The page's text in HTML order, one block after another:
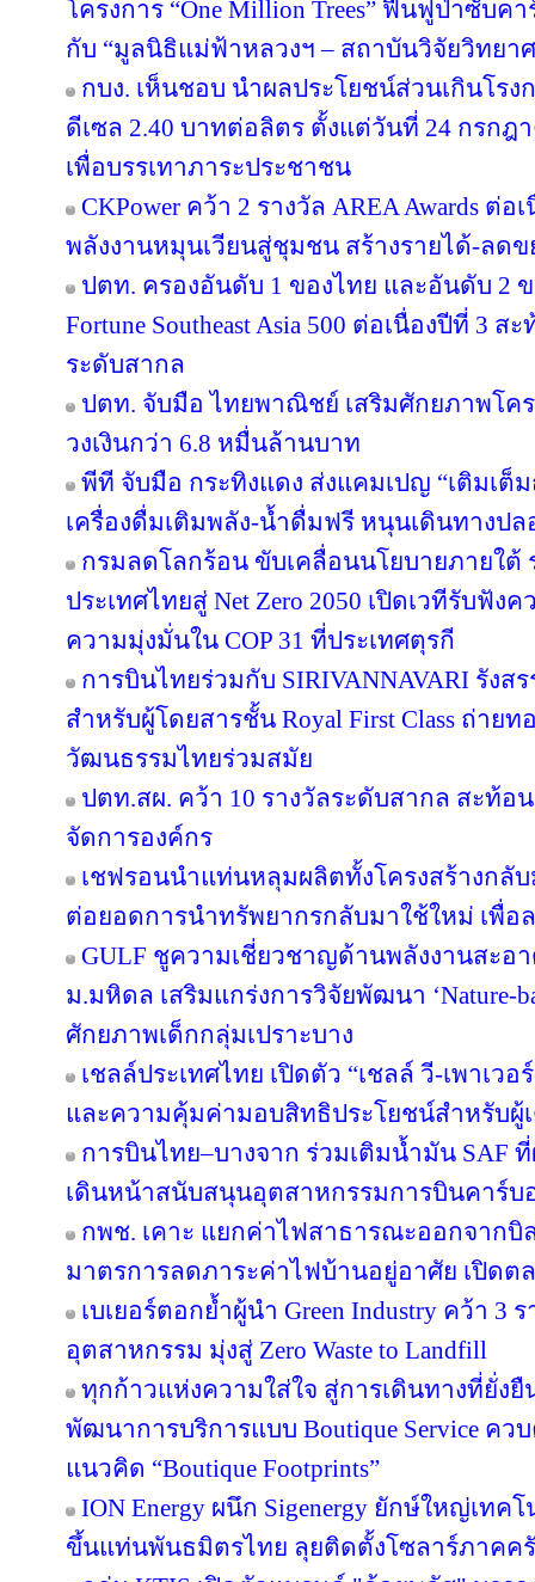
โครงการ “One Million Trees” ฟื้นฟูป่าซับ
กับ “มูลนิธิแม่ฟ้าหลวงฯ – สถาบันวิจัยวิทยา
กบง. เห็นชอบ นำผลประโยชน์ส่วนเกินโร
ดีเซล 2.40 บาทต่อลิตร ตั้งแต่วันที่ 24 กรกฎ
เพื่อบรรเทาภาระประชาชน
CKPower คว้า 2 รางวัล AREA Awards ต่
พลังงานหมุนเวียนสู่ชุมชน สร้างรายได้-ลดข
ปตท. ครองอันดับ 1 ของไทย และอันดับ 2
Fortune Southeast Asia 500 ต่อเนื่องปีที่ 3
ระดับสากล
ปตท. จับมือ ไทยพาณิชย์ เสริมศักยภาพโค
วงเงินกว่า 6.8 หมื่นล้านบาท
พีที จับมือ กระทิงแดง ส่งแคมเปญ “เติมเต็
เครื่องดื่มเติมพลัง-น้ำดื่มฟรี หนุนเดินทางป
กรมลดโลกร้อน ขับเคลื่อนนโยบายภายใต้
ประเทศไทยสู่ Net Zero 2050 เปิดเวทีรับฟั
ความมุ่งมั่นใน COP 31 ที่ประเทศตุรกี
การบินไทยร่วมกับ SIRIVANNAVARI รังส
สำหรับผู้โดยสารชั้น Royal First Class ถ่าย
วัฒนธรรมไทยร่วมสมัย
ปตท.สผ. คว้า 10 รางวัลระดับสากล สะท้อ
จัดการองค์กร
เชฟรอนนำแท่นหลุมผลิตทั้งโครงสร้างกลั
ต่อยอดการนำทรัพยากรกลับมาใช้ใหม่ เพื่อ
GULF ชูความเชี่ยวชาญด้านพลังงานสะอ
ม.มหิดล เสริมแกร่งการวิจัยพัฒนา ‘Nature-
ศักยภาพเด็กกลุ่มเปราะบาง
เชลล์ประเทศไทย เปิดตัว “เชลล์ วี-เพาเว
และความคุ้มค่ามอบสิทธิประโยชน์สำหรับผู้
การบินไทย–บางจาก ร่วมเติมน้ำมัน SAF
เดินหน้าสนับสนุนอุตสาหกรรมการบินคาร์บ
กพช. เคาะ แยกค่าไฟสาธารณะออกจาก
มาตรการลดภาระค่าไฟบ้านอยู่อาศัย เปิดต
เบเยอร์ตอกย้ำผู้นำ Green Industry คว้า 3
อุตสาหกรรม มุ่งสู่ Zero Waste to Landfill
ทุกก้าวแห่งความใส่ใจ สู่การเดินทางที่ยั่ง
พัฒนาการบริการแบบ Boutique Service ค
แนวคิด “Boutique Footprints”
ION Energy ผนึก Sigenergy ยักษ์ใหญ่เท
ขึ้นแท่นพันธมิตรไทย ลุยติดตั้งโซลาร์ภาคครั